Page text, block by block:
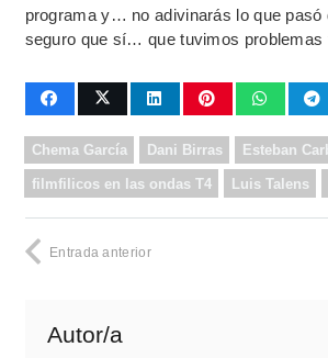
programa y… no adivinarás lo que pasó
seguro que sí… que tuvimos
Chema García Dani Birras Esteban
filmfilicos en las ondas T4 Luis Talens
Entrada anterior
Autor/a